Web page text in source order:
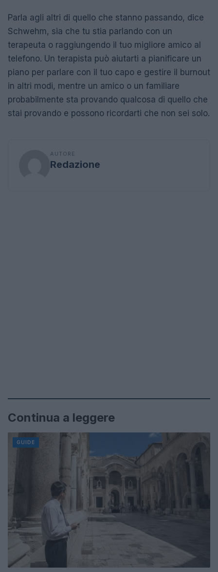
Parla agli altri di quello che stanno passando, dice
Schwehm, sia che tu stia parlando con un
terapeuta o raggiungendo il tuo migliore amico al
telefono. Un terapista può aiutarti a pianificare un
piano per parlare con il tuo capo e gestire il burnout
in altri modi, mentre un amico o un familiare
probabilmente sta provando qualcosa di quello che
stai provando e possono ricordarti che non sei solo.
AUTORE
Redazione
Continua a leggere
GUIDE